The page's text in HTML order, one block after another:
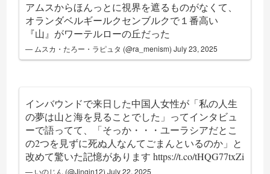
アムスからほんっとに視界を遮るものがなくて、
オランダベルギールクセンブルクで１番高い
『山』がワーテルローの丘だった
— ムスカ・たろー・ラピュタ (@ra_menism)July 23, 2025
インバウンドで来日した中国人女性が「私の人生
の夢は山と海を見ることでした」ってインタビュ
ーで語ってて、「そっか・・・ユーラシアだとこ
の2つを見ずに死ぬ人なんてごまんといるのか」と
改めて驚いた記憶がありますhttps://t.co/tHQG77txZi
— いのじん (@Jingin12)July 22, 2025